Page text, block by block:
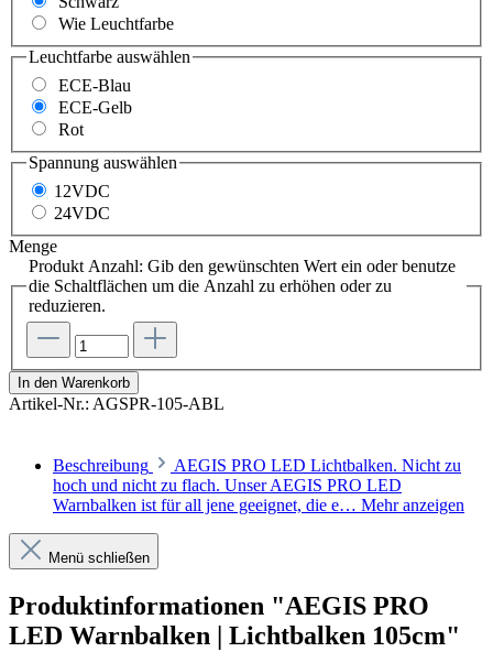
Wie Leuchtfarbe
Leuchtfarbe auswählen
ECE-Blau
ECE-Gelb
Rot
Spannung auswählen
12VDC
24VDC
Menge
Produkt Anzahl: Gib den gewünschten Wert ein oder benutze
die Schaltflächen um die Anzahl zu erhöhen oder zu
reduzieren.
In den Warenkorb
Artikel-Nr.: AGSPR-105-ABL
Beschreibung
AEGIS PRO LED Lichtbalken. Nicht zu
hoch und nicht zu flach. Unser AEGIS PRO LED
Warnbalken ist für all jene geeignet, die e… Mehr anzeigen
Menü schließen
Produktinformationen "AEGIS PRO
LED Warnbalken | Lichtbalken 105cm"